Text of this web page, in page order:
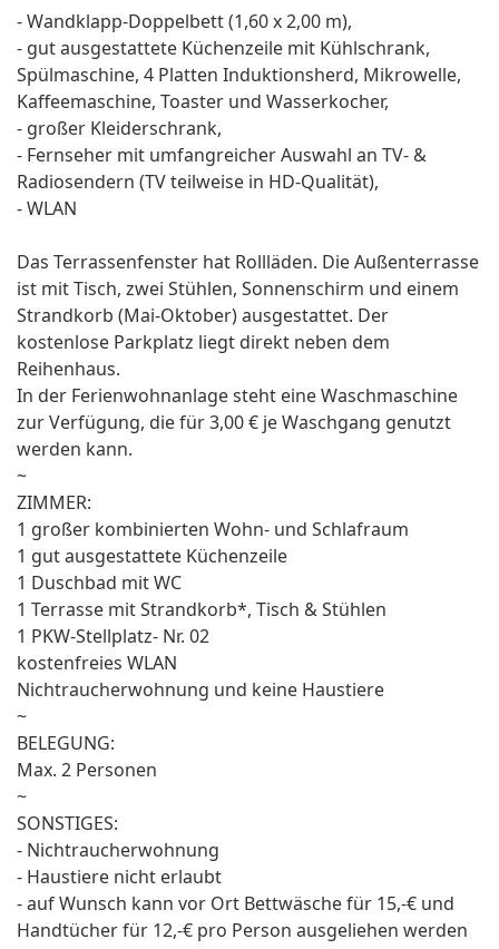
- Wandklapp-Doppelbett (1,60 x 2,00 m),
- gut ausgestattete Küchenzeile mit Kühlschrank,
Spülmaschine, 4 Platten Induktionsherd, Mikrowelle,
Kaffeemaschine, Toaster und Wasserkocher,
- großer Kleiderschrank,
- Fernseher mit umfangreicher Auswahl an TV- &
Radiosendern (TV teilweise in HD-Qualität),
- WLAN
Das Terrassenfenster hat Rollläden. Die Außenterrasse
ist mit Tisch, zwei Stühlen, Sonnenschirm und einem
Strandkorb (Mai-Oktober) ausgestattet. Der
kostenlose Parkplatz liegt direkt neben dem
Reihenhaus.
In der Ferienwohnanlage steht eine Waschmaschine
zur Verfügung, die für 3,00 € je Waschgang genutzt
werden kann.
~
ZIMMER:
1 großer kombinierten Wohn- und Schlafraum
1 gut ausgestattete Küchenzeile
1 Duschbad mit WC
1 Terrasse mit Strandkorb*, Tisch & Stühlen
1 PKW-Stellplatz- Nr. 02
kostenfreies WLAN
Nichtraucherwohnung und keine Haustiere
~
BELEGUNG:
Max. 2 Personen
~
SONSTIGES:
- Nichtraucherwohnung
- Haustiere nicht erlaubt
- auf Wunsch kann vor Ort Bettwäsche für 15,-€ und
Handtücher für 12,-€ pro Person ausgeliehen werden